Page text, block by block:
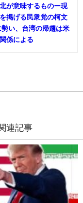
が意味するものー現
掲げる民衆党の柯文
い、台湾の帰趨は米
係による
連記事